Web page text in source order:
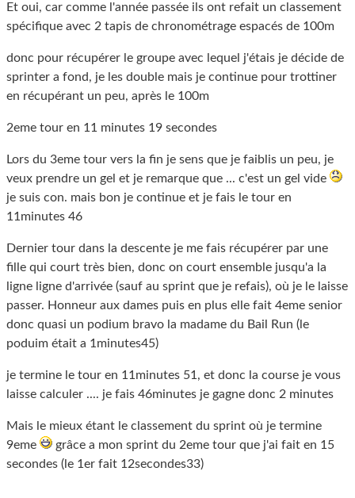
Et oui, car comme l'année passée ils ont refait un classement
spécifique avec 2 tapis de chronométrage espacés de 100m
donc pour récupérer le groupe avec lequel j'étais je décide de
sprinter a fond, je les double mais je continue pour trottiner
en récupérant un peu, après le 100m
2eme tour en 11 minutes 19 secondes
Lors du 3eme tour vers la fin je sens que je faiblis un peu, je
veux prendre un gel et je remarque que ... c'est un gel vide
je suis con. mais bon je continue et je fais le tour en
11minutes 46
Dernier tour dans la descente je me fais récupérer par une
fille qui court très bien, donc on court ensemble jusqu'a la
ligne ligne d'arrivée (sauf au sprint que je refais), où je le laisse
passer. Honneur aux dames puis en plus elle fait 4eme senior
donc quasi un podium bravo la madame du Bail Run (le
poduim était a 1minutes45)
je termine le tour en 11minutes 51, et donc la course je vous
laisse calculer .... je fais 46minutes je gagne donc 2 minutes
Mais le mieux étant le classement du sprint où je termine
9eme
grâce a mon sprint du 2eme tour que j'ai fait en 15
secondes (le 1er fait 12secondes33)